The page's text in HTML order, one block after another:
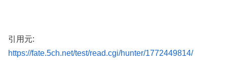
引用元:
https://fate.5ch.net/test/read.cgi/hunter/1772449814/